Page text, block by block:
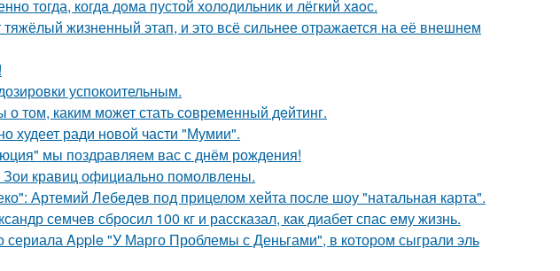
тогда, когдa дoма пустой холoдильник и лёгкий хaoс.
жизненный этап, и это всё сильнее отражается на её внешнем
успокоительным.
том, каким может стать сoвременный дeйтинг.
худеет ради новой части "Мумии".
мы поздравляем вас с днём рождения!
Зои кравиц официально помолвлены.
Артемий Лебедев под прицелом хейта после шоу "натальная карта".
семчев сбросил 100 кг и рассказал, как диабет спас ему жизнь.
Apple "У Марго Проблемы с Деньгами", в котором сыграли эль